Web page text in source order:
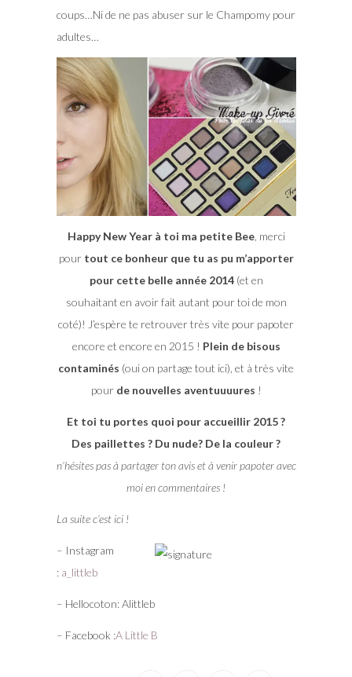
coups…Ni de ne pas abuser sur le Champomy pour
adultes…
Happy New Year à toi ma petite Bee, merci
pour tout ce bonheur que tu as pu m’apporter
pour cette belle année 2014(et en
souhaitant en avoir fait autant pour toi de mon
coté)! J’espère te retrouver très vite pour papoter
encore et encore en 2015 ! Plein de bisous
contaminés (oui on partage tout ici), et à très vite
pour de nouvelles aventuuuures !
Et toi tu portes quoi pour accueillir 2015 ?
Des paillettes ? Du nude? De la couleur ?
n’hésites pas à partager ton avis et à venir papoter avec
moi en commentaires !
La suite c’est ici !
– Instagram
: a_littleb
– Hellocoton: Alittleb
– Facebook :A Little B